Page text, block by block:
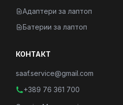
Адаптери за лаптоп
Батерии за лаптоп
КОНТАКТ
saaf.service@gmail.com
+389 76 361 700